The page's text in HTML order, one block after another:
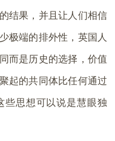
结果，并且让人们相信
极端的排外性，英国人
而是历史的选择，价值
起的共同体比任何通过
些思想可以说是慧眼独